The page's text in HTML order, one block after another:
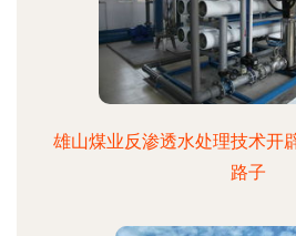
雄山煤业反渗透水处理技术开
路子